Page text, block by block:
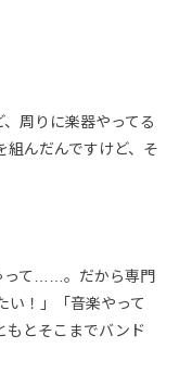
周りに楽器やってる
組んだんですけど、そ
って……。だから専門
い！」「音楽やって
もとそこまでバンド